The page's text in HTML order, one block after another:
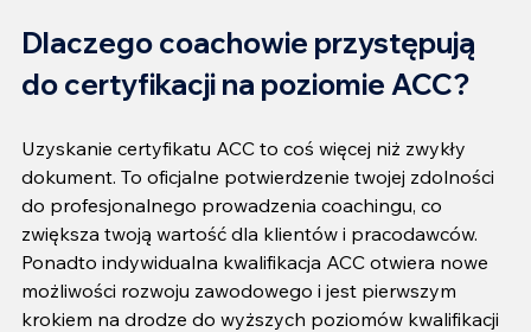
Dlaczego coachowie przystępują
do certyfikacji na poziomie ACC?
Uzyskanie certyfikatu ACC to coś więcej niż zwykły
dokument. To oficjalne potwierdzenie twojej zdolności
do profesjonalnego prowadzenia coachingu, co
zwiększa twoją wartość dla klientów i pracodawców.
Ponadto indywidualna kwalifikacja ACC otwiera nowe
możliwości rozwoju zawodowego i jest pierwszym
krokiem na drodze do wyższych poziomów kwalifikacji